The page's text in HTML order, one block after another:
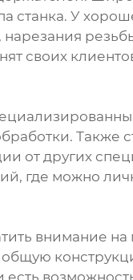
станка. У
своих
Также
от других
где можно
внимание на
общую